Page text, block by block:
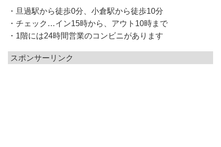
・旦過駅から徒歩0分、小倉駅から徒歩10分
・チェック…イン15時から、アウト10時まで
・1階には24時間営業のコンビニがあります
スポンサーリンク